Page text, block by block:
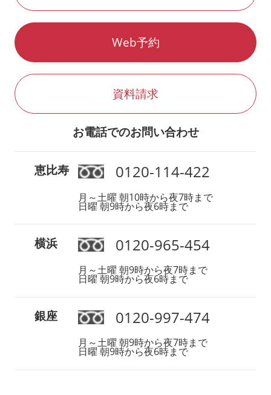
Web予約
資料請求
お電話でのお問い合わせ
恵比寿 0120-114-422
月～土曜 朝10時から夜7時まで
日曜 朝9時から夜6時まで
横浜 0120-965-454
月～土曜 朝9時から夜7時まで
日曜 朝9時から夜6時まで
銀座 0120-997-474
月～土曜 朝9時から夜7時まで
日曜 朝9時から夜6時まで